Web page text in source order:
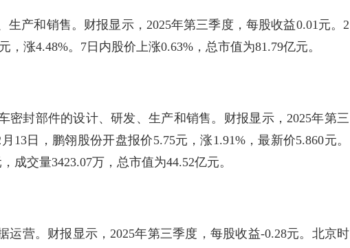
生产和销售。财报显示，2025年第三季度，每股收益0.01元。2
，涨4.48%。7日内股价上涨0.63%，总市值为81.79亿元。
密封部件的设计、研发、生产和销售。财报显示，2025年第三
13日，鹏翎股份开盘报价5.75元，涨1.91%，最新价5.860元。
成交量3423.07万，总市值为44.52亿元。
运营。财报显示，2025年第三季度，每股收益-0.28元。北京时